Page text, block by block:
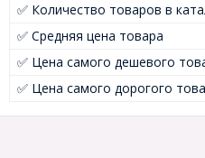
✅ Количество товаров в
✅ Средняя цена товара
✅ Цена самого дешевого
✅ Цена самого дорогого